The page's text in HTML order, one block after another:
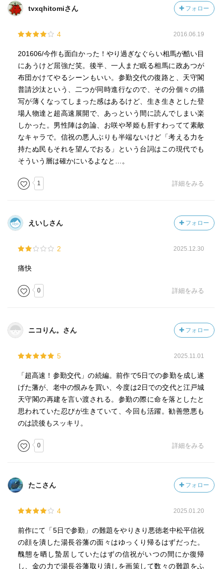
tvxqhitomiさん フォロー
4 2016.06.19
201606/今作も面白かった！やり過ぎなぐらい相馬が酷い目
にあうけど屈強だ笑。後半、一人まだ眠る相馬に政あつが
布団かけてやるシーンもいい。参勤交代の復路と、天守閣
普請沙汰という、二つが同時進行なので、その分個々の描
写が薄くなってしまった感はあるけど、生き生きとした登
場人物達と超高速展開で、あっという間に読んでしまい楽
しかった。男性陣は勿論、お咲や琴姫も肝すわってて素敵
なキャラで。信祝の悪人ぶりも半端ないけど「考える力を
持たぬ民もそれを望んでおる」という台詞はこの現代でも
そういう層は確かにいるよなと…。
1 詳細をみる
えいしさん フォロー
2 2025.12.30
痛快
0 詳細をみる
ニコりん。さん フォロー
5 2025.11.01
「超高速！参勤交代」の続編。前作で5日での参勤を成し遂
げた藩が、老中の恨みを買い、今度は2日での交代と江戸城
天守閣の再建を言い渡される。参勤の際に命を落としたと
思われていた忍びが生きていて、今回も活躍。勧善懲悪も
のは読後もスッキリ。
0 詳細をみる
たこさん フォロー
4 2025.01.20
前作にて「5日で参勤」の難題をやりきり悪徳老中松平信祝
の顔を潰した湯長谷藩の面々はゆっくり帰るはずだった。
醜態を晒し蟄居していたはずの信祝がいつの間にか復帰
し、金の力で湯長谷藩取り潰しを画策して数々の難題をふ